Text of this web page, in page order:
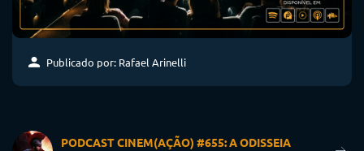
Publicado por: Rafael Arinelli
PODCAST CINEM(AÇÃO) #655: A ODISSEIA